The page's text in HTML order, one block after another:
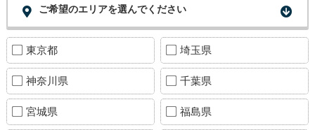
ご希望のエリアを選んでください
東京都 埼玉県
神奈川県 千葉県
宮城県 福島県